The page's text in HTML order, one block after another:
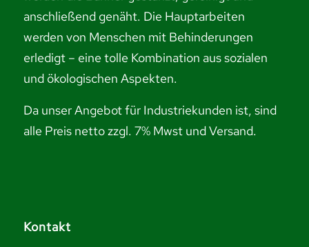
anschließend genäht. Die Hauptarbeiten
werden von Menschen mit Behinderungen
erledigt – eine tolle Kombination aus sozialen
und ökologischen Aspekten.
Da unser Angebot für Industriekunden ist, sind
alle Preis netto zzgl. 7% Mwst und Versand.
Kontakt